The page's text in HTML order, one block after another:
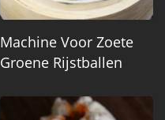
Machine Voor Zoete
Groene Rijstballen